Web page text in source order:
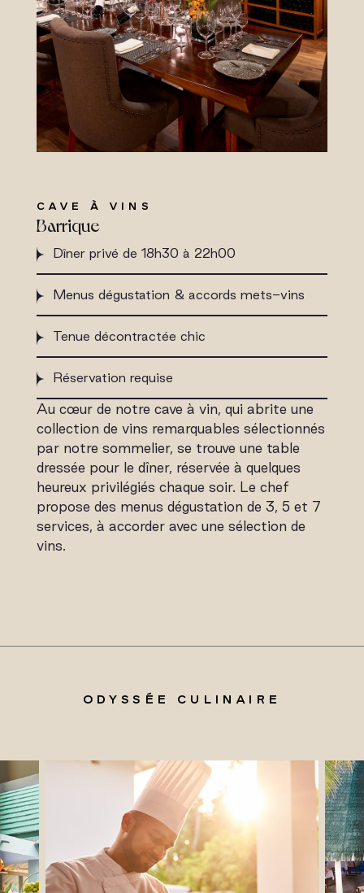
CAVE À VINS
Barrique
Dîner privé de 18h30 à 22h00
Menus dégustation & accords mets-vins
Tenue décontractée chic
Réservation requise
Au cœur de notre cave à vin, qui abrite une
collection de vins remarquables sélectionnés
par notre sommelier, se trouve une table
dressée pour le dîner, réservée à quelques
heureux privilégiés chaque soir. Le chef
propose des menus dégustation de 3, 5 et 7
services, à accorder avec une sélection de
vins.
ODYSSÉE CULINAIRE